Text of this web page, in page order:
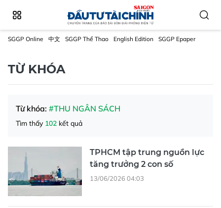
SGGP Online 中文 SGGP Thể Thao English Edition SGGP Epaper
TỪ KHÓA
Từ khóa: #THU NGÂN SÁCH
Tìm thấy 102 kết quả
TPHCM tập trung nguồn lực
tăng trưởng 2 con số
13/06/2026 04:03